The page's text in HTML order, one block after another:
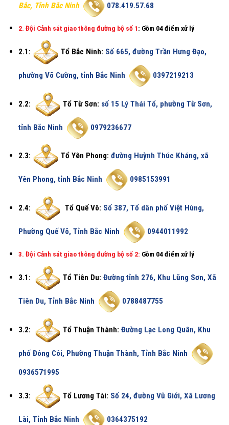
Bắc, Tỉnh Bắc Ninh 078.419.57.68
2. Đội Cảnh sát giao thông đường bộ số 1: Gồm 04 điểm xử lý
2.1: Tổ Bắc Ninh: Số 665, đường Trần Hưng Đạo,
phường Võ Cường, tỉnh Bắc Ninh 0397219213
2.2: Tổ Từ Sơn: số 15 Lý Thái Tổ, phường Từ Sơn,
tỉnh Bắc Ninh 0979236677
2.3: Tổ Yên Phong: đường Huỳnh Thúc Kháng, xã
Yên Phong, tỉnh Bắc Ninh 0985153991
2.4: Tổ Quế Võ: Số 387, Tổ dân phố Việt Hùng,
Phường Quế Võ, Tỉnh Bắc Ninh 0944011992
3. Đội Cảnh sát giao thông đường bộ số 2: Gồm 04 điểm xử lý
3.1: Tổ Tiên Du: Đường tỉnh 276, Khu Lũng Sơn, Xã
Tiên Du, Tỉnh Bắc Ninh 0788487755
3.2: Tổ Thuận Thành: Đường Lạc Long Quân, Khu
phố Đông Côi, Phường Thuận Thành, Tỉnh Bắc Ninh
0936571995
3.3: Tổ Lương Tài: Số 24, đường Vũ Giới, Xã Lương
Lài, Tỉnh Bắc Ninh 0364375192